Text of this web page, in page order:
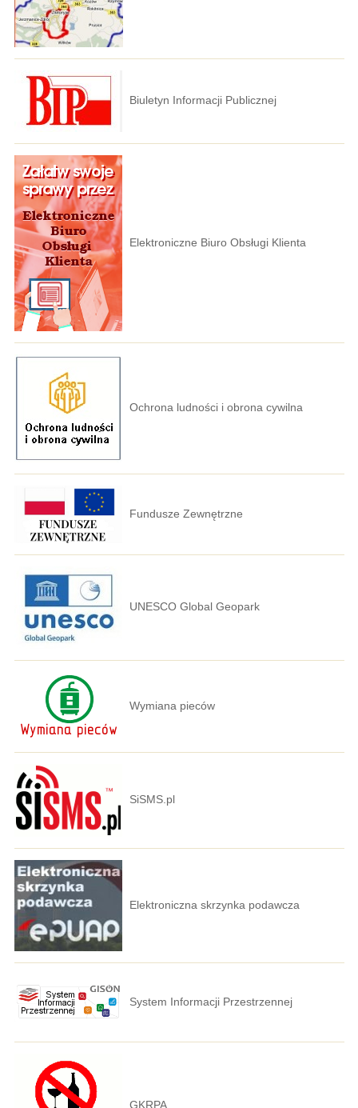
Biuletyn Informacji Publicznej
Elektroniczne Biuro Obsługi Klienta
Ochrona ludności i obrona cywilna
Fundusze Zewnętrzne
UNESCO Global Geopark
Wymiana pieców
SiSMS.pl
Elektroniczna skrzynka podawcza
System Informacji Przestrzennej
GKRPA